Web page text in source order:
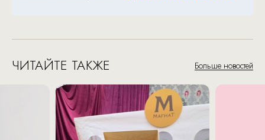
ЧИТАЙТЕ ТАКЖЕ Больше новостей